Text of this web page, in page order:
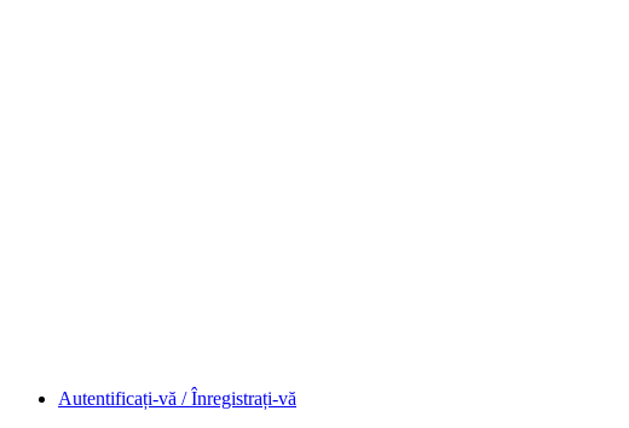
Autentificați-vă / Înregistrați-vă